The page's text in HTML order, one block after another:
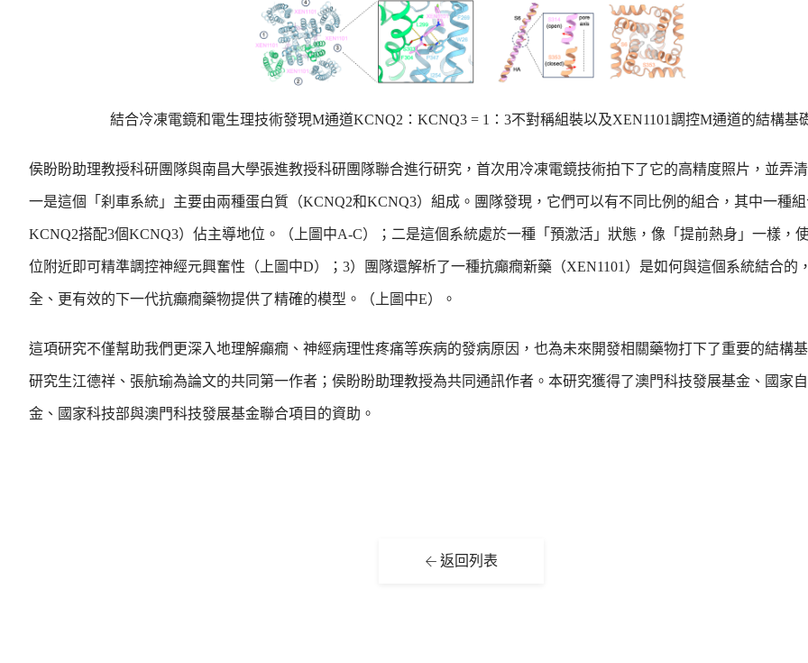
結合冷凍電鏡和電生理技術發現M通道KCNQ2：KCNQ3 = 1：3不對稱組裝以及XEN1101調控M通道的結構基
侯盼盼助理教授科研團隊與南昌大學張進教授科研團隊聯合進行研究，首次用冷凍電鏡技術拍下了它的高精度照片，並弄清
一是這個「刹車系統」主要由兩種蛋白質（KCNQ2和KCNQ3）組成。團隊發現，它們可以有不同比例的組合，其中一種組
KCNQ2搭配3個KCNQ3）佔主導地位。（上圖中A-C）；二是這個系統處於一種「預激活」狀態，像「提前熱身」一樣，
位附近即可精準調控神經元興奮性（上圖中D）；3）團隊還解析了一種抗癲癇新藥（XEN1101）是如何與這個系統結合的
全、更有效的下一代抗癲癇藥物提供了精確的模型。（上圖中E）。
這項研究不僅幫助我們更深入地理解癲癇、神經病理性疼痛等疾病的發病原因，也為未來開發相關藥物打下了重要的結構
研究生江德祥、張航瑜為論文的共同第一作者；侯盼盼助理教授為共同通訊作者。本研究獲得了澳門科技發展基金、國家
金、國家科技部與澳門科技發展基金聯合項目的資助。
返回列表